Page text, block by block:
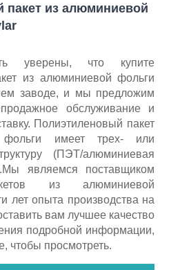
пакет из алюминиевой
уверены, что купите
из алюминиевой фольги
заводе, и мы предложим
обслуживание и
Полиэтиленовый пакет
имеет трех- или
(ПЭТ/алюминиевая
являемся поставщиком
из алюминиевой
лет опыта производства на
вам лучшее качество
подробной информации,
чтобы просмотреть.